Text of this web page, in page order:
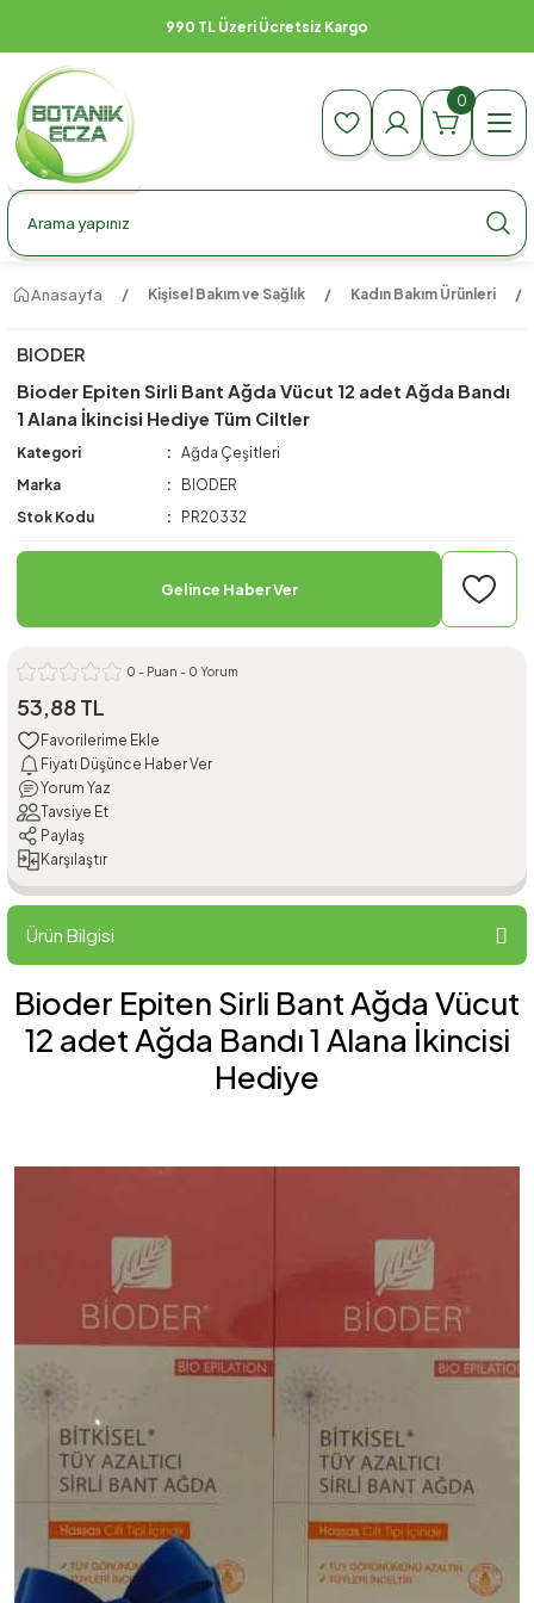
990 TL Üzeri Ücretsiz Kargo
0
Anasayfa Kişisel Bakım ve Sağlık Kadın Bakım Ürünleri
BIODER
Bioder Epiten Sirli Bant Ağda Vücut 12 adet Ağda Bandı
1 Alana İkincisi Hediye Tüm Ciltler
Kategori
Ağda Çeşitleri
Marka
BIODER
Stok Kodu
PR20332
Gelince Haber Ver
0 - Puan - 0 Yorum
53,88 TL
Fiyatı Düşünce Haber Ver
Yorum Yaz
Tavsiye Et
Paylaş
Karşılaştır
Ürün Bilgisi
Bioder Epiten Sirli Bant Ağda Vücut
12 adet Ağda Bandı 1 Alana İkincisi
Hediye